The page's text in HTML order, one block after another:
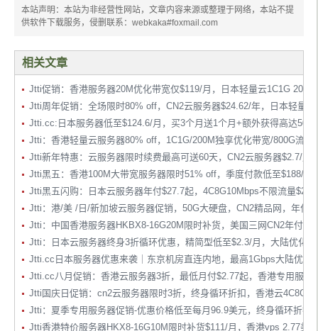
本站声明：本站为非经营性网站，文章内容来源或整理于网络，本站不提
供软件下载服务，侵删联系：webkaka#foxmail.com
相关文章
Jtti促销：香港服务器20M优化带宽仅$119/月，日本轻量云1C1G
Jtti周年促销：全场限时80% off，CN2云服务器$24.62/年，日本轻量
Jtti.cc:日本服务器低至$124.6/月，买3个月送1个月+额外获得高达
Jtti：香港轻量云服务器80% off，1C1G/200M独享优化带宽/800G流量
Jtti新年特惠：云服务器限时续费最高可送60天，CN2云服务器$2.7/月
Jtti黑五：香港100M大带宽服务器限时51% off，季度付款低至$188/月
Jtti黑五闪购：日本云服务器年付$27.7起，4C8G10Mbps不限流量
Jtti：港/美 /日/新加坡云服务器促销，50G大硬盘，CN2精品网，年付
Jtti：中国香港服务器HKBX8-16G20M限时补货，美国三网CN2年付
Jtti：日本云服务器终身3折循环优惠，精简型低至$2.3/月，大陆优化
Jtti.cc日本服务器优惠来袭｜东京机房直连内地，最高1Gbps大陆优化
Jtti.cc八月促销：香港云服务器3折，最低月付$2.77起，香港专用服务
Jtti国庆日促销：cn2云服务器限时3折，终身循环折扣，香港云4C8G
Jtti：夏季专用服务器促销-优惠价格低至每月96.9美元，终身循环折扣
Jtti香港特价服务器HKX8-16G10M限时补货$111/月，香港vps 2.77美